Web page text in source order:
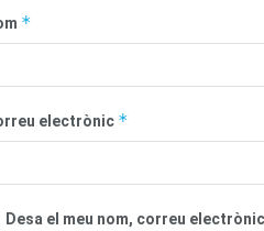
*
electrònic *
Desa el meu nom, correu